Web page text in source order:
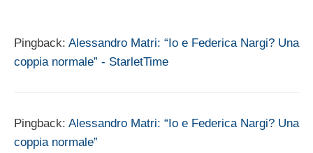
Pingback: Alessandro Matri: “Io e Federica Nargi? Una
coppia normale” - StarletTime
Pingback: Alessandro Matri: “Io e Federica Nargi? Una
coppia normale”